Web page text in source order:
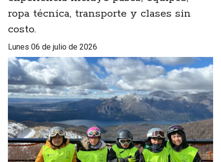
ropa técnica, transporte y clases sin
costo.
lunes 06 de julio de 2026